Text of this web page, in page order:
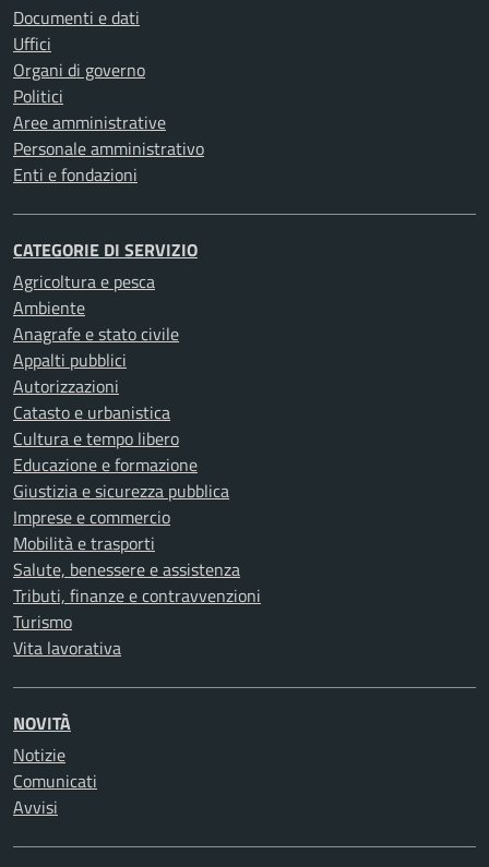
Documenti e dati
Uffici
Organi di governo
Politici
Aree amministrative
Personale amministrativo
Enti e fondazioni
CATEGORIE DI SERVIZIO
Agricoltura e pesca
Ambiente
Anagrafe e stato civile
Appalti pubblici
Autorizzazioni
Catasto e urbanistica
Cultura e tempo libero
Educazione e formazione
Giustizia e sicurezza pubblica
Imprese e commercio
Mobilità e trasporti
Salute, benessere e assistenza
Tributi, finanze e contravvenzioni
Turismo
Vita lavorativa
NOVITÀ
Notizie
Comunicati
Avvisi